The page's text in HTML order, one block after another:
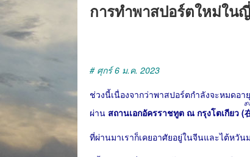
การทำพาสปอร์ตใหม่ใน
# ศุกร์ 6 ม.ค. 2023
ช่วงนี้เนื่องจากว่าพาสปอร์ตกำลังจะหมดอ
ผ่าน สถานเอกอัครราชทูต ณ กรุงโตเกียว (
ざ
ที่ผ่านมาเราก็เคยอาศัยอยู่ในจีนและไต้หวั